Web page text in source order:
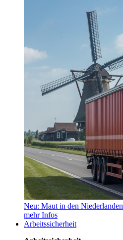
Neu: Maut in den Niederlanden
mehr Infos
Arbeitssicherheit